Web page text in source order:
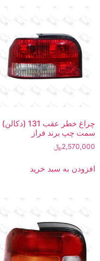
چراغ خطر عقب 131 (دکالن)
سمت چپ برند فراز
2,570,000﷼
افزودن به سبد خرید